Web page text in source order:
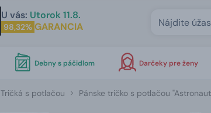
U vás: Utorok 11.8.
98,32% GARANCIA
Debny s páčidlom Darčeky pre ženy
Tričká s potlačou Pánske tričko s potlačou